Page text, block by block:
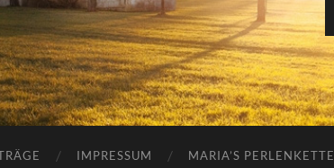
IMPRESSUM MARIA’S PERLENKETTE